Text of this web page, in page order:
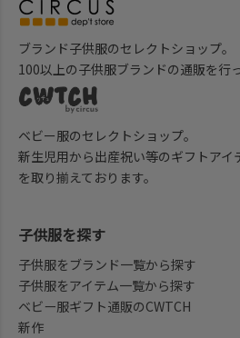
ブランド子供服のセレクトショップ。
100以上の子供服ブランドの通販を行
ベビー服のセレクトショップ。
新生児用から出産祝い等のギフトア
を取り揃えております。
子供服を探す
子供服をブランド一覧から探す
子供服をアイテム一覧から探す
ベビー服ギフト通販のCWTCH
新作